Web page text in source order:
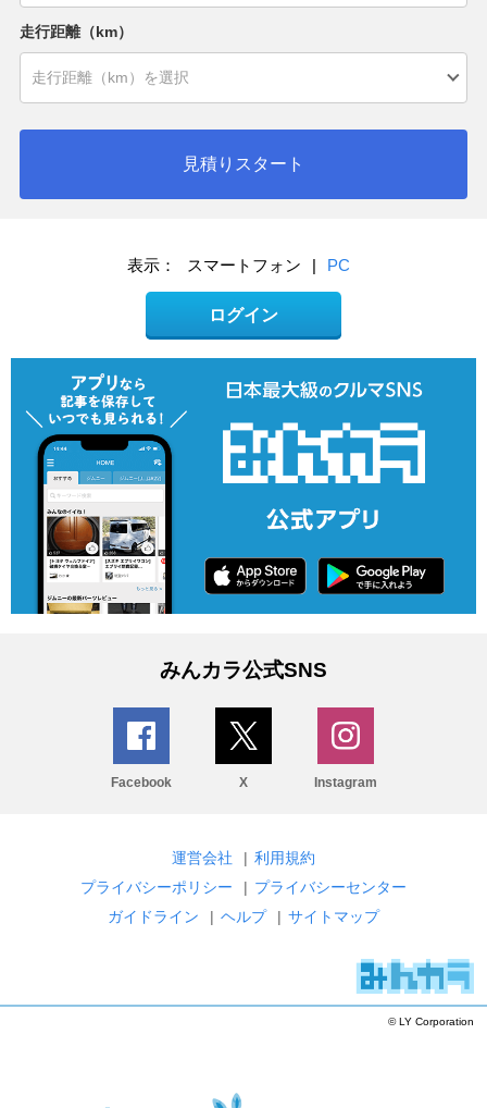
走行距離（km）
見積りスタート
表示： スマートフォン | PC
ログイン
みんカラ公式SNS
Facebook X Instagram
運営会社 | 利用規約
プライバシーポリシー
| プライバシーセンター
ガイドライン
| ヘルプ | サイトマップ
© LY Corporation